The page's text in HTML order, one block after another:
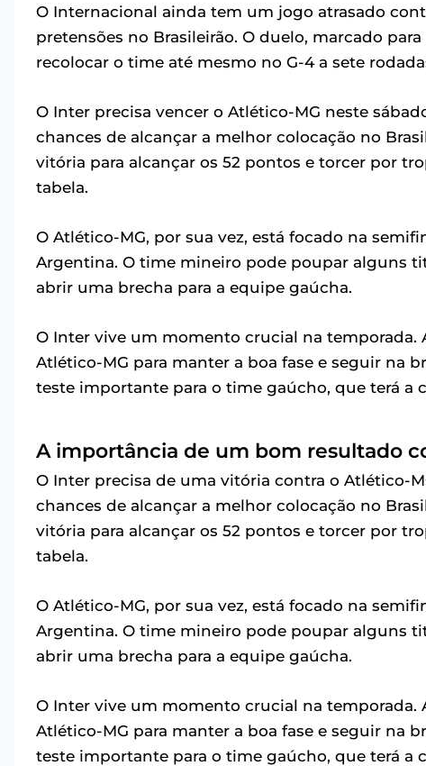
O Internacional ainda tem um jogo atrasado
pretensões no Brasileirão. O duelo, marcado
recolocar o time até mesmo no G-4 a sete
O Inter precisa vencer o Atlético-MG neste
chances de alcançar a melhor colocação no
vitória para alcançar os 52 pontos e torcer por
tabela.
O Atlético-MG, por sua vez, está focado na
Argentina. O time mineiro pode poupar alguns
abrir uma brecha para a equipe gaúcha.
O Inter vive um momento crucial na
Atlético-MG para manter a boa fase e seguir na
teste importante para o time gaúcho, que terá a
A importância de um bom resultado
O Inter precisa de uma vitória contra o Atlético-
chances de alcançar a melhor colocação no
vitória para alcançar os 52 pontos e torcer por
tabela.
O Atlético-MG, por sua vez, está focado na
Argentina. O time mineiro pode poupar alguns
abrir uma brecha para a equipe gaúcha.
O Inter vive um momento crucial na
Atlético-MG para manter a boa fase e seguir na
teste importante para o time gaúcho, que terá a